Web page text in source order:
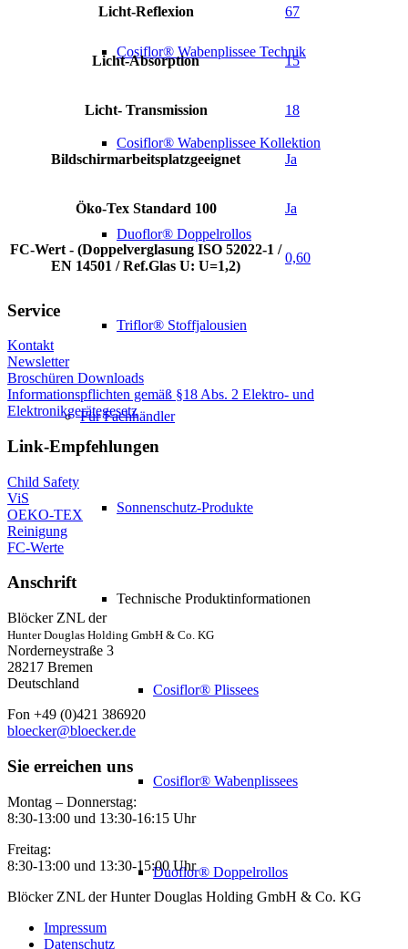
Cosiflor® Wabenplissee Technik
Cosiflor® Wabenplissee Kollektion
Duoflor® Doppelrollos
Triflor® Stoffjalousien
Für Fachhändler
Sonnenschutz-Produkte
Technische Produktinformationen
Cosiflor® Plissees
Cosiflor® Wabenplissees
Duoflor® Doppelrollos
Licht-Reflexion 67
Licht-Absorption 15
Licht- Transmission 18
Bildschirmarbeitsplatzgeeignet Ja
Öko-Tex Standard 100 Ja
FC-Wert - (Doppelverglasung ISO 52022-1 /
EN 14501 / Ref.Glas U: U=1,2)
0,60
Service
Kontakt
Newsletter
Broschüren Downloads
Informationspflichten gemäß §18 Abs. 2 Elektro- und
Elektronikgerätegesetz
Link-Empfehlungen
Child Safety
ViS
OEKO-TEX
Reinigung
FC-Werte
Anschrift
Blöcker ZNL der
Hunter Douglas Holding GmbH & Co. KG
Norderneystraße 3
28217 Bremen
Deutschland
Fon +49 (0)421 386920
bloecker@bloecker.de
Sie erreichen uns
Montag – Donnerstag:
8:30-13:00 und 13:30-16:15 Uhr
Freitag:
8:30-13:00 und 13:30-15:00 Uhr
Blöcker ZNL der Hunter Douglas Holding GmbH & Co. KG
Impressum
Datenschutz